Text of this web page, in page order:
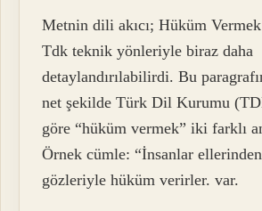
Metnin dili akıcı; Hüküm
Tdk teknik yönleriyle biraz daha
detaylandırılabilirdi. Bu
net şekilde Türk Dil Kurumu
göre “hüküm vermek” iki farklı
Örnek cümle: “İnsanlar
gözleriyle hüküm verirler. var.